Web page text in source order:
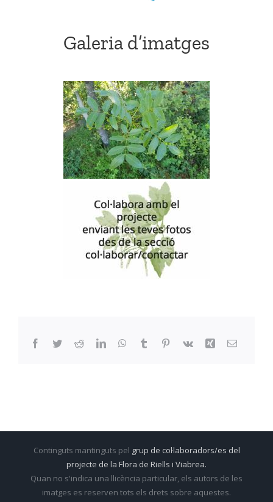
Galeria d’imatges
Facebook
TwitterRedditLinkedInWhatsApp
Tumblr Pinterest
Vk Xing Email:
Continguts mantinguts pel grup de col·laboradors/es del
projecte de la Flora de Riells i Viabrea.
Quan no s'indica una llicència particular, els autors de les
imatges es reserven tots els drets sobre aquestes.